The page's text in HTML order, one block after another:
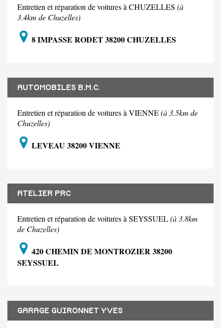
Entretien et réparation de voitures à CHUZELLES (à
3.4km de Chuzelles)
8 IMPASSE RODET 38200 CHUZELLES
AUTOMOBILES B.M.C.
Entretien et réparation de voitures à VIENNE(à 3.5km de
Chuzelles)
LEVEAU 38200 VIENNE
ATELIER PRC
Entretien et réparation de voitures à SEYSSUEL(à 3.8km
de Chuzelles)
420 CHEMIN DE MONTROZIER 38200
SEYSSUEL
GARAGE GUIRONNET YVES